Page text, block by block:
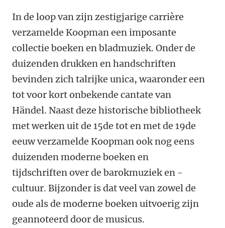
In de loop van zijn zestigjarige carrière
verzamelde Koopman een imposante
collectie boeken en bladmuziek. Onder de
duizenden drukken en handschriften
bevinden zich talrijke unica, waaronder een
tot voor kort onbekende cantate van
Händel. Naast deze historische bibliotheek
met werken uit de 15de tot en met de 19de
eeuw verzamelde Koopman ook nog eens
duizenden moderne boeken en
tijdschriften over de barokmuziek en -
cultuur. Bijzonder is dat veel van zowel de
oude als de moderne boeken uitvoerig zijn
geannoteerd door de musicus.